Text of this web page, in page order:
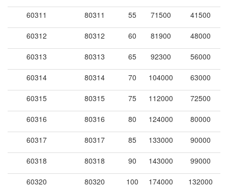
60311 80311 55 71500 41500
60312 80312 60 81900 48000
60313 80313 65 92300 56000
60314 80314 70 104000 63000
60315 80315 75 112000 72500
60316 80316 80 124000 80000
60317 80317 85 133000 90000
60318 80318 90 143000 99000
60320 80320 100 174000 132000